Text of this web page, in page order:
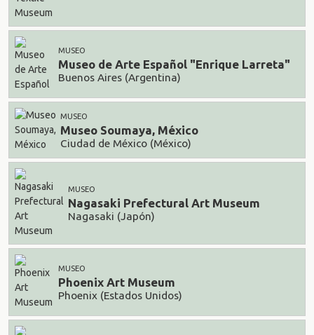
MUSEO
Museo de Arte Español "Enrique Larreta"
Buenos Aires (Argentina)
MUSEO
Museo Soumaya, México
Ciudad de México (México)
MUSEO
Nagasaki Prefectural Art Museum
Nagasaki (Japón)
MUSEO
Phoenix Art Museum
Phoenix (Estados Unidos)